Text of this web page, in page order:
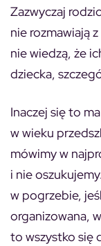
Zazwyczaj
nie rozmawiają
nie wiedzą, że
dziecka,
Inaczej się to
w wieku
mówimy w
i nie
w pogrzebie,
organizowana,
to wszystko się